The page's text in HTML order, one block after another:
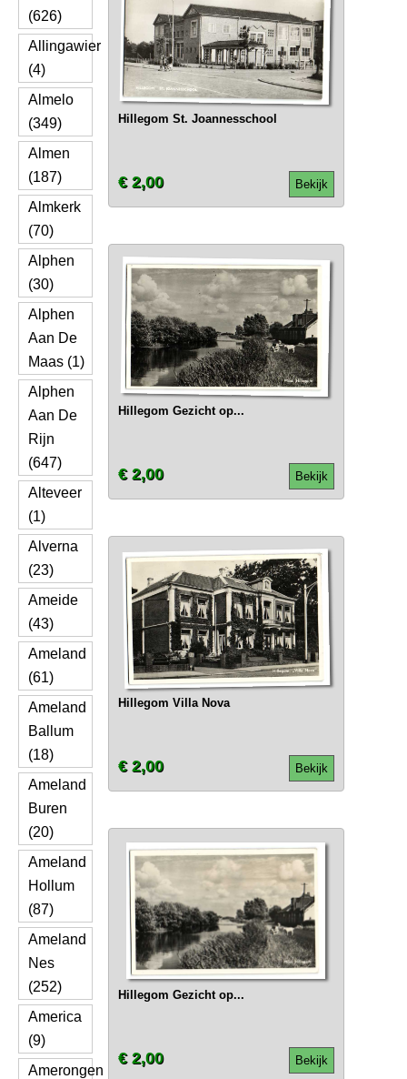
(626)
Allingawier
(4)
Almelo
(349)
Almen
(187)
Almkerk
(70)
Alphen
(30)
Alphen
Aan De
Maas (1)
Alphen
Aan De
Rijn
(647)
Alteveer
(1)
Alverna
(23)
Ameide
(43)
Ameland
(61)
Ameland
Ballum
(18)
Ameland
Buren
(20)
Ameland
Hollum
(87)
Ameland
Nes
(252)
America
(9)
Amerongen
Hillegom St. Joannesschool
Bekijk
€ 2,00
Hillegom Gezicht op...
Bekijk
€ 2,00
Hillegom Villa Nova
Bekijk
€ 2,00
Hillegom Gezicht op...
Bekijk
€ 2,00